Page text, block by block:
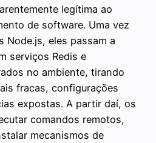
legítima ao
de software. Uma vez
Node.js, eles passam a
serviços Redis e
no ambiente, tirando
fracas, configurações
expostas. A partir daí, os
comandos remotos,
mecanismos de